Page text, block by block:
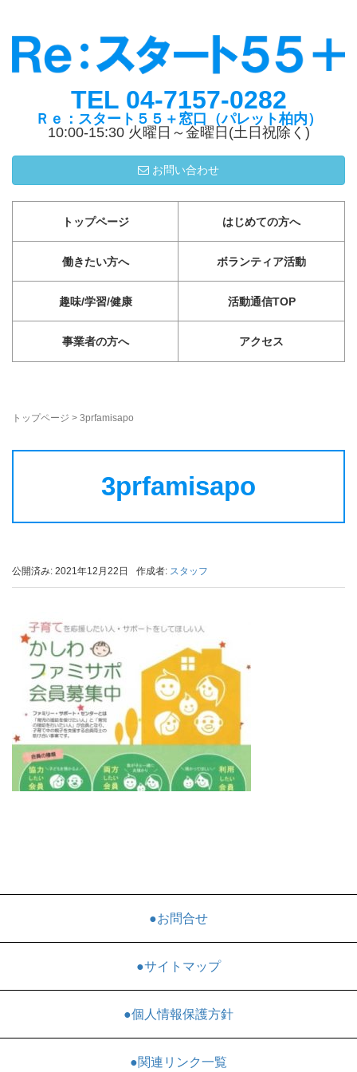
TEL 04-7157-0282
Ｒｅ：スタート５５＋窓口（パレット柏内）
10:00-15:30 火曜日～金曜日(土日祝除く)
お問い合わせ
トップページ はじめての方へ
働きたい方へ ボランティア活動
趣味/学習/健康 活動通信TOP
事業者の方へ アクセス
トップページ > 3prfamisapo
3prfamisapo
公開済み: 2021年12月22日 作成者: スタッフ
●お問合せ
●サイトマップ
●個人情報保護方針
●関連リンク一覧